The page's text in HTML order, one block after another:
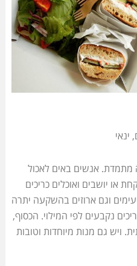
ינאי
מתמדת. אנשים באים לאכול
או יושבים ואוכלים כריכים
וגם ארוזים בהשקעה יתרה
נקבעים לפי המילוי. הכסוף,
ויש גם מנות מיוחדות וטובות